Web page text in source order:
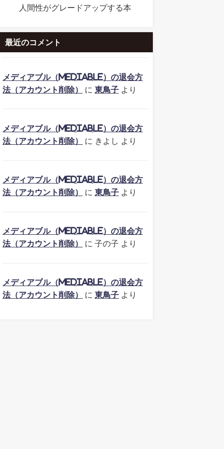
人間性がグレードアップする本
最近のコメント
メディアブル（mediable）の退会方
法（アカウント削除）
に 東鳥子 より
メディアブル（mediable）の退会方
法（アカウント削除）
に きよし より
メディアブル（mediable）の退会方
法（アカウント削除）
に 東鳥子 より
メディアブル（mediable）の退会方
法（アカウント削除）
に 子の子 より
メディアブル（mediable）の退会方
法（アカウント削除）
に 東鳥子 より